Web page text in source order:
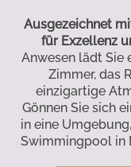
Ausgezeichnet
für Exzellenz
Anwesen lädt Sie
Zimmer, das
einzigartige
Gönnen Sie sich
in eine
Swimmingpool in